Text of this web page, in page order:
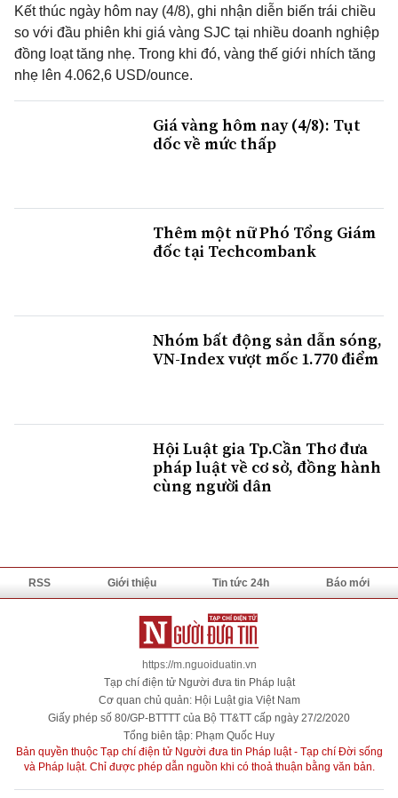
Kết thúc ngày hôm nay (4/8), ghi nhận diễn biến trái chiều
so với đầu phiên khi giá vàng SJC tại nhiều doanh nghiệp
đồng loạt tăng nhẹ. Trong khi đó, vàng thế giới nhích tăng
nhẹ lên 4.062,6 USD/ounce.
Giá vàng hôm nay (4/8): Tụt
dốc về mức thấp
Thêm một nữ Phó Tổng Giám
đốc tại Techcombank
Nhóm bất động sản dẫn sóng,
VN-Index vượt mốc 1.770 điểm
Hội Luật gia Tp.Cần Thơ đưa
pháp luật về cơ sở, đồng hành
cùng người dân
RSS Giới thiệu Tin tức 24h Báo mới
https://m.nguoiduatin.vn
Tạp chí điện tử Người đưa tin Pháp luật
Cơ quan chủ quản: Hội Luật gia Việt Nam
Giấy phép số 80/GP-BTTTT của Bộ TT&TT cấp ngày 27/2/2020
Tổng biên tập: Phạm Quốc Huy
Bản quyền thuộc Tạp chí điện tử Người đưa tin Pháp luật - Tạp chí Đời sống
và Pháp luật. Chỉ được phép dẫn nguồn khi có thoả thuận bằng văn bản.